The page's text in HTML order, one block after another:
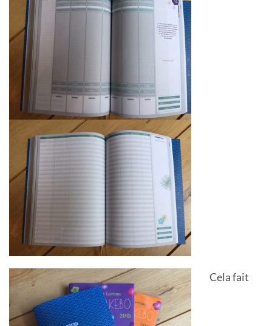
Cela fait